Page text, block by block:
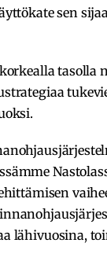
sen
tasolla
lähivuosina,